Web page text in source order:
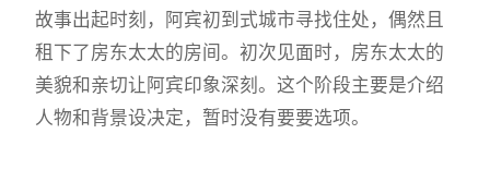
故事出起时刻，阿宾初到式城市寻找住处，偶然且
租下了房东太太的房间。初次见面时，房东太太的
美貌和亲切让阿宾印象深刻。这个阶段主要是介绍
人物和背景设决定，暂时没有要要选项。